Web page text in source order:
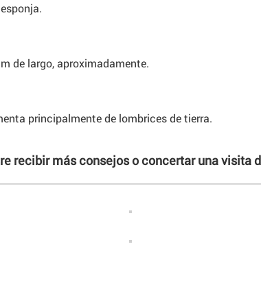
de largo, aproximadamente.
principalmente de lombrices de tierra.
recibir más consejos o concertar una visita